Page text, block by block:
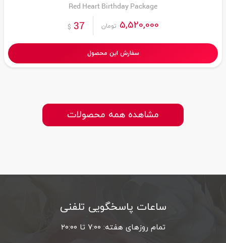
Red Heart Birthday Package
5,520,000 تومان 37
$
سفارش این محصول
مشاهده همه محصولات
ساعات پاسخگویی تلفنی
تمام روزهای هفته: ۷:۰۰ تا ۲۰:۰۰